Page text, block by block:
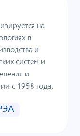
на
в
и
систем и
и
с 1958 года.